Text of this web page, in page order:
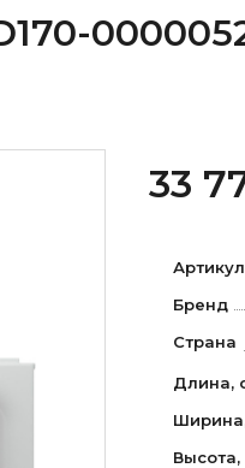
33
Артикул
Бренд
Страна
Длина,
Высота,